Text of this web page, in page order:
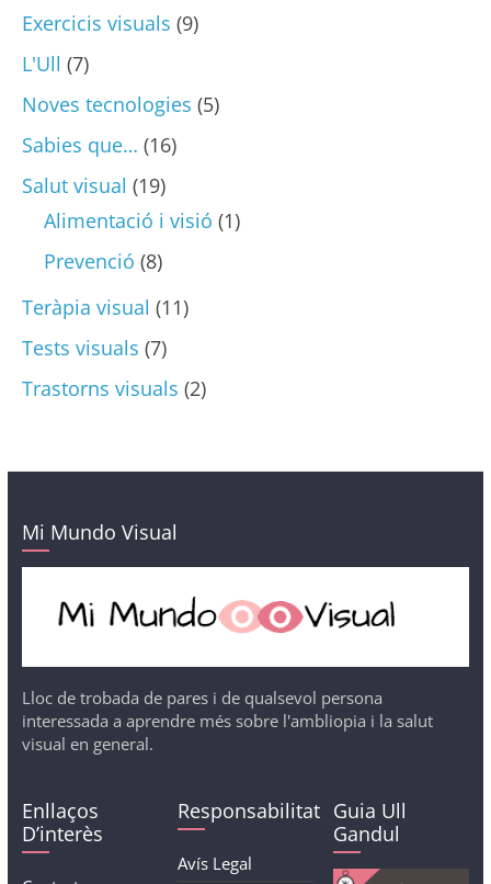
Exercicis visuals (9)
L'Ull (7)
Noves tecnologies (5)
Sabies que… (16)
Salut visual (19)
Alimentació i visió (1)
Prevenció (8)
Teràpia visual (11)
Tests visuals (7)
Trastorns visuals (2)
Mi Mundo Visual
Lloc de trobada de pares i de qualsevol persona
interessada a aprendre més sobre l'ambliopia i la salut
visual en general.
Enllaços
D’interès
Responsabilitat
Avís Legal
Guia Ull
Gandul